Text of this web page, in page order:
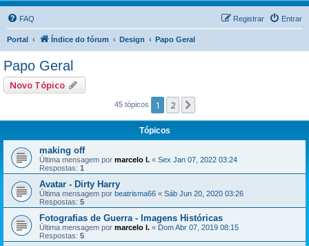
FAQ Entrar
Registrar
Portal Índice do fórum Design Papo Geral
Papo Geral
Novo Tópico
45 tópicos 1 2
Tópicos
making off
Última mensagem por marcelo l. « Sex Jan 07, 2022 03:24
Respostas: 1
Avatar - Dirty Harry
Última mensagem por beatrisma66 « Sáb Jun 20, 2020 03:26
Respostas: 5
Fotografias de Guerra - Imagens Históricas
Última mensagem por marcelo l. « Dom Abr 07, 2019 08:15
Respostas: 5